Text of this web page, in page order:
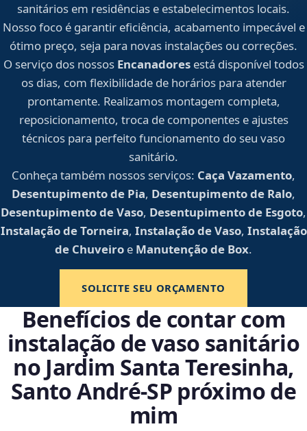
sanitários em residências e estabelecimentos locais.
Nosso foco é garantir eficiência, acabamento impecável e
ótimo preço, seja para novas instalações ou correções.
O serviço dos nossos Encanadoresestá disponível todos
os dias, com flexibilidade de horários para atender
prontamente. Realizamos montagem completa,
reposicionamento, troca de componentes e ajustes
técnicos para perfeito funcionamento do seu vaso
sanitário.
Conheça também nossos serviços: Caça Vazamento,
Desentupimento de Pia, Desentupimento de Ralo,
Desentupimento de Vaso, Desentupimento de Esgoto,
Instalação de Torneira, Instalação de Vaso, Instalação
de Chuveiro e Manutenção de Box.
SOLICITE SEU ORÇAMENTO
Benefícios de contar com
instalação de vaso sanitário
no Jardim Santa Teresinha,
Santo André‑SP próximo de
mim